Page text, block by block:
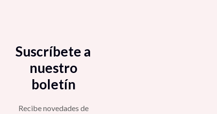
Suscríbete a
nuestro
boletín
Recibe novedades de